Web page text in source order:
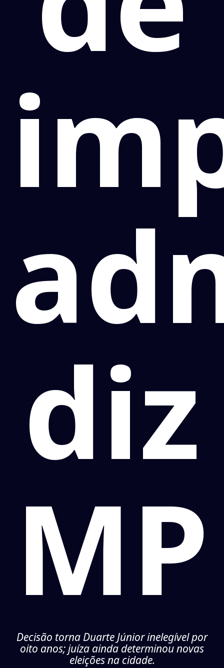
diz
MP
Decisão torna Duarte Júnior inelegível por
oito anos; juíza ainda determinou novas
eleições na cidade.